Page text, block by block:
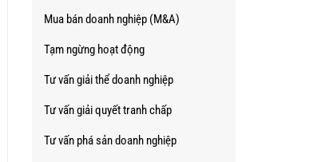
Mua bán doanh nghiệp (M&A)
Tạm ngừng hoạt động
Tư vấn giải thể doanh nghiệp
Tư vấn giải quyết tranh chấp
Tư vấn phá sản doanh nghiệp